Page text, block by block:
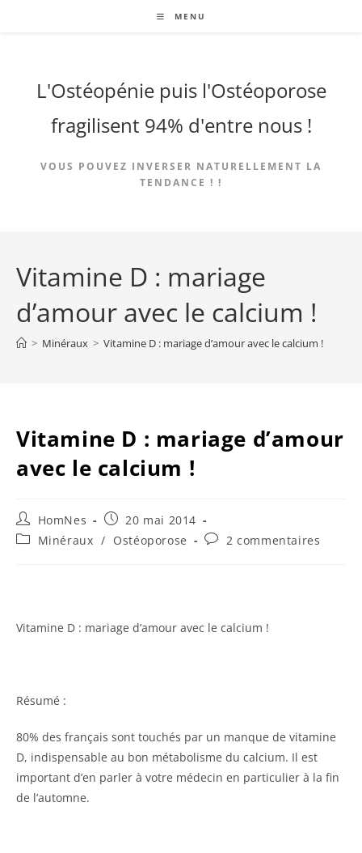
MENU
L'Ostéopénie puis l'Ostéoporose
fragilisent 94% d'entre nous !
VOUS POUVEZ INVERSER NATURELLEMENT LA
TENDANCE ! !
Vitamine D : mariage
d’amour avec le calcium !
> Minéraux > Vitamine D : mariage d’amour avec le calcium !
Vitamine D : mariage d’amour
avec le calcium !
Auteur/autrice
de
la
HomNes
Publication
publiée :
20 mai 2014
PostMinéraux / Ostéoporose
Commentaires
2 commentaires
Vitamine D : mariage d’amour avec le calcium !
Résumé :
80% des français sont touchés par un manque de vitamine
D, indispensable au bon métabolisme du calcium. Il est
important d’en parler à votre médecin en particulier à la fin
de l’automne.